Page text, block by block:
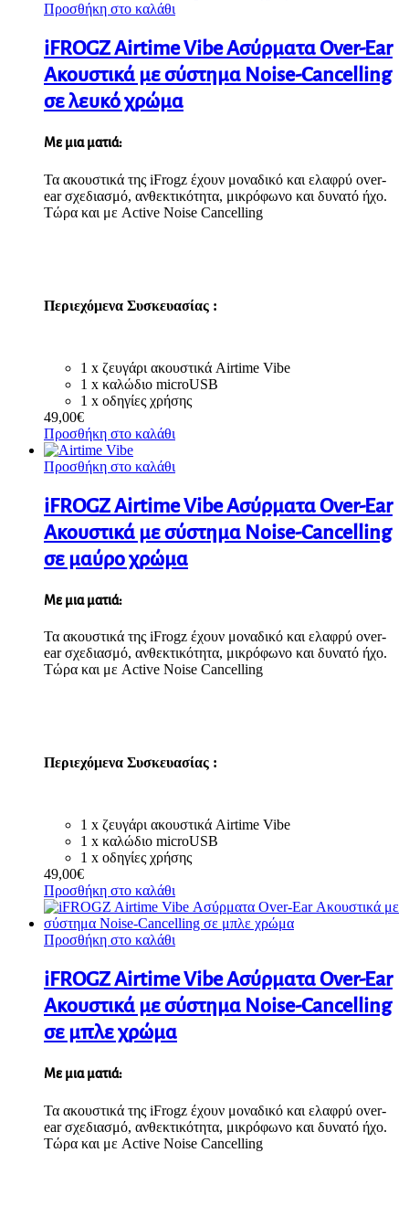
Προσθήκη στο καλάθι
iFROGZ Airtime Vibe Ασύρματα Over-Ear
Ακουστικά με σύστημα Noise-Cancelling
σε λευκό χρώμα
Με μια ματιά:
Τα ακουστικά της iFrogz έχουν μοναδικό και ελαφρύ over-
ear σχεδιασμό, ανθεκτικότητα, μικρόφωνο και δυνατό ήχο.
Τώρα και με Active Noise Cancelling
Περιεχόμενα Συσκευασίας :
1 x ζευγάρι ακουστικά Airtime Vibe
1 x καλώδιο microUSB
1 x οδηγίες χρήσης
49,00€
Προσθήκη στο καλάθι
Προσθήκη στο καλάθι
iFROGZ Airtime Vibe Ασύρματα Over-Ear
Ακουστικά με σύστημα Noise-Cancelling
σε μαύρο χρώμα
Με μια ματιά:
Τα ακουστικά της iFrogz έχουν μοναδικό και ελαφρύ over-
ear σχεδιασμό, ανθεκτικότητα, μικρόφωνο και δυνατό ήχο.
Τώρα και με Active Noise Cancelling
Περιεχόμενα Συσκευασίας :
1 x ζευγάρι ακουστικά Airtime Vibe
1 x καλώδιο microUSB
1 x οδηγίες χρήσης
49,00€
Προσθήκη στο καλάθι
Προσθήκη στο καλάθι
iFROGZ Airtime Vibe Ασύρματα Over-Ear
Ακουστικά με σύστημα Noise-Cancelling
σε μπλε χρώμα
Με μια ματιά:
Τα ακουστικά της iFrogz έχουν μοναδικό και ελαφρύ over-
ear σχεδιασμό, ανθεκτικότητα, μικρόφωνο και δυνατό ήχο.
Τώρα και με Active Noise Cancelling